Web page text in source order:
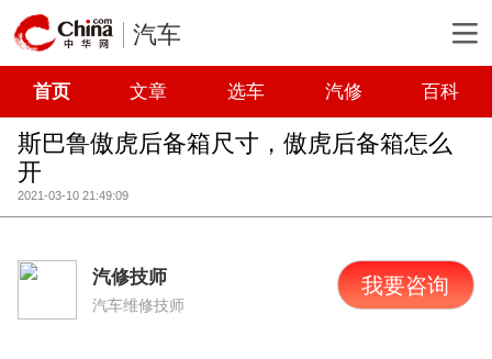
汽车
首页 文章 选车 汽修 百科
斯巴鲁傲虎后备箱尺寸，傲虎后备箱怎么
开
2021-03-10 21:49:09
汽修技师
汽车维修技师
我要咨询